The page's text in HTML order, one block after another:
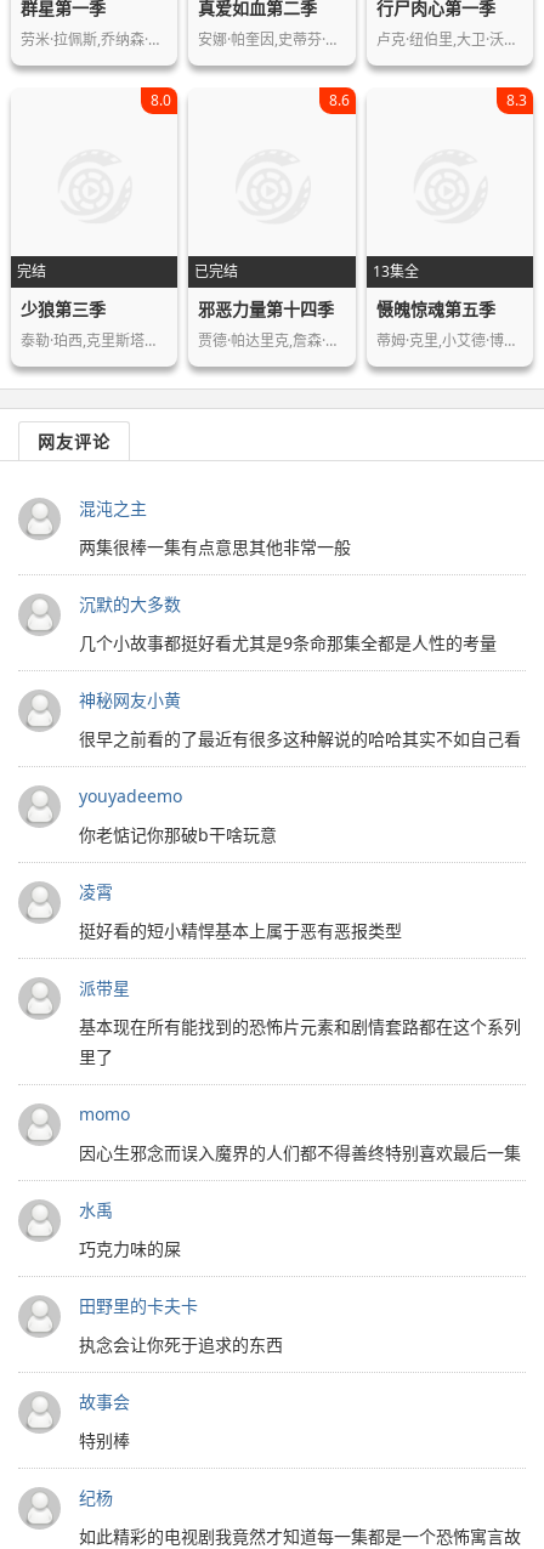
群星第一季
劳米·拉佩斯,乔纳森·班克斯,詹姆斯·…
真爱如血第二季
安娜·帕奎因,史蒂芬·莫耶,山姆·特拉…
行尸肉心第一季
卢克·纽伯里,大卫·沃姆斯利,哈丽特·…
完结
8.0
少狼第三季
泰勒·珀西,克里斯塔尔·里德,迪伦·奥…
已完结
8.6
邪恶力量第十四季
贾德·帕达里克,詹森·阿克斯,米沙·克…
13集全
8.3
慑魄惊魂第五季
蒂姆·克里,小艾德·博格里,伊冯娜·德…
网友评论
混沌之主
两集很棒一集有点意思其他非常一般
沉默的大多数
几个小故事都挺好看尤其是9条命那集全都是人性的考量
神秘网友小黄
很早之前看的了最近有很多这种解说的哈哈其实不如自己看
youyadeemo
你老惦记你那破b干啥玩意
凌霄
挺好看的短小精悍基本上属于恶有恶报类型
派带星
基本现在所有能找到的恐怖片元素和剧情套路都在这个系列
里了
momo
因心生邪念而误入魔界的人们都不得善终特别喜欢最后一集
水禹
巧克力味的屎
田野里的卡夫卡
执念会让你死于追求的东西
故事会
特别棒
纪杨
如此精彩的电视剧我竟然才知道每一集都是一个恐怖寓言故